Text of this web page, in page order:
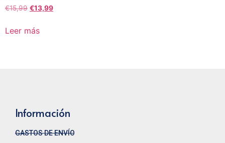
€15,99 €13,99
Leer más
Información
GASTOS DE ENVÍO